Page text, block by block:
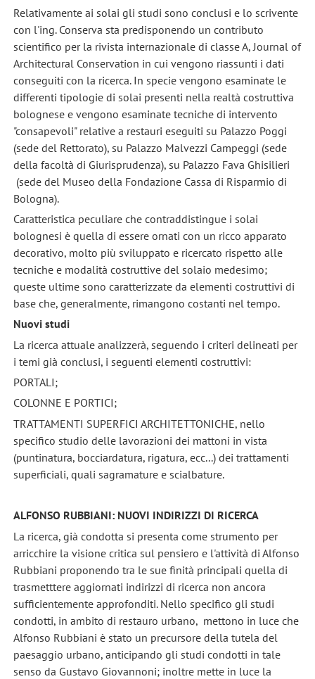
Relativamente ai solai gli studi sono conclusi e lo scrivente
con l'ing. Conserva sta predisponendo un contributo
scientifico per la rivista internazionale di classe A, Journal of
Architectural Conservation in cui vengono riassunti i dati
conseguiti con la ricerca. In specie vengono esaminate le
differenti tipologie di solai presenti nella realtà costruttiva
bolognese e vengono esaminate tecniche di intervento
"consapevoli" relative a restauri eseguiti su Palazzo Poggi
(sede del Rettorato), su Palazzo Malvezzi Campeggi (sede
della facoltà di Giurisprudenza), su Palazzo Fava Ghisilieri
(sede del Museo della Fondazione Cassa di Risparmio di
Bologna).
Caratteristica peculiare che contraddistingue i solai
bolognesi è quella di essere ornati con un ricco apparato
decorativo, molto più sviluppato e ricercato rispetto alle
tecniche e modalità costruttive del solaio medesimo;
queste ultime sono caratterizzate da elementi costruttivi di
base che, generalmente, rimangono costanti nel tempo.
Nuovi studi
La ricerca attuale analizzerà, seguendo i criteri delineati per
i temi già conclusi, i seguenti elementi costruttivi:
PORTALI;
COLONNE E PORTICI;
TRATTAMENTI SUPERFICI ARCHITETTONICHE, nello
specifico studio delle lavorazioni dei mattoni in vista
(puntinatura, bocciardatura, rigatura, ecc...) dei trattamenti
superficiali, quali sagramature e scialbature.
ALFONSO RUBBIANI: NUOVI INDIRIZZI DI RICERCA
La ricerca, già condotta si presenta come strumento per
arricchire la visione critica sul pensiero e l'attività di Alfonso
Rubbiani proponendo tra le sue finità principali quella di
trasmetttere aggiornati indirizzi di ricerca non ancora
sufficientemente approfonditi. Nello specifico gli studi
condotti, in ambito di restauro urbano, mettono in luce che
Alfonso Rubbiani è stato un precursore della tutela del
paesaggio urbano, anticipando gli studi condotti in tale
senso da Gustavo Giovannoni; inoltre mette in luce la